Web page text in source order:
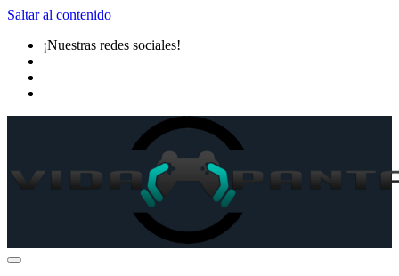
Saltar al contenido
¡Nuestras redes sociales!